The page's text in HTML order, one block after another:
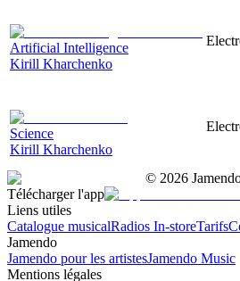
Artificial Intelligence
Kirill Kharchenko
Science
Kirill Kharchenko
© 2026
Télécharger l'app
Liens utiles
Catalogue musicalRadios In-storeTarifs
Jamendo
Jamendo pour les artistesJamendo Music
Mentions légales